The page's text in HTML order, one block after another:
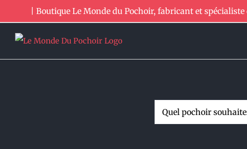
au
contenu
| Boutique Le Monde du Pochoir, fabricant et
Rechercher: